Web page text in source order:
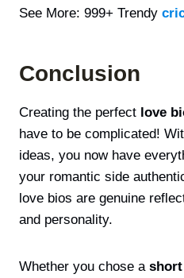
See More: 999+ Trendy
Conclusion
Creating the perfect love
have to be complicated!
ideas, you now have
your romantic side
love bios are genuine
and personality.
Whether you chose a